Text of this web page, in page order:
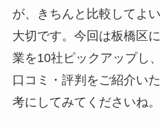
が、きちんと比較してよ
大切です。今回は板橋区
業を10社ピックアップし
口コミ・評判をご紹介い
考にしてみてくださいね。